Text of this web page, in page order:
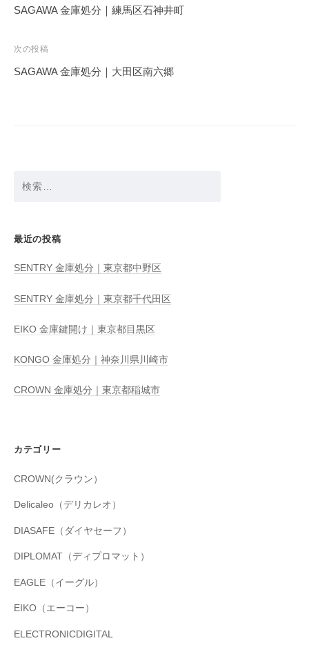
稿
ビ
ゲ
SAGAWA 金庫処分｜練馬区石神井町
次の投稿
SAGAWA 金庫処分｜大田区南六郷
最近の投稿
SENTRY 金庫処分｜東京都中野区
SENTRY 金庫処分｜東京都千代田区
EIKO 金庫鍵開け｜東京都目黒区
KONGO 金庫処分｜神奈川県川崎市
CROWN 金庫処分｜東京都稲城市
カテゴリー
CROWN(クラウン）
Delicaleo（デリカレオ）
DIASAFE（ダイヤセーフ）
DIPLOMAT（ディプロマット）
EAGLE（イーグル）
EIKO（エーコー）
ELECTRONICDIGITAL